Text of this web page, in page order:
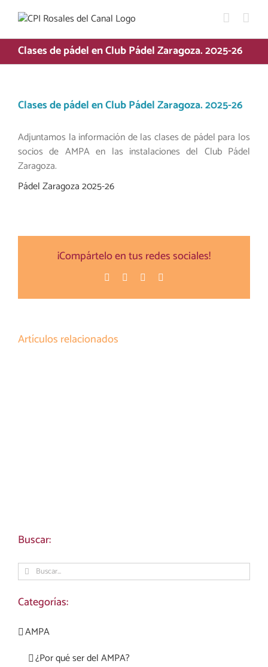
contenido
Clases de pádel en Club Pádel Zaragoza. 2025-26
Clases de pádel en Club Pádel Zaragoza. 2025-26
Adjuntamos la información de las clases de pádel para los
socios de AMPA en las instalaciones del Club Pádel
Zaragoza.
Pádel Zaragoza 2025-26
¡Compártelo en tus redes sociales!
Facebook
TwitterPinterest
Artículos relacionados
Buscar:
Buscar:
Categorías:
AMPA
¿Por qué ser del AMPA?